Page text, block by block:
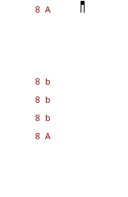
8 A
8 b
8 b
8 b
8 A